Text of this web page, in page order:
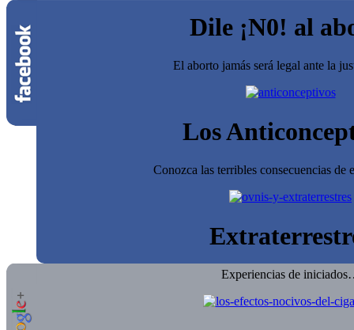
Dile ¡N0! al
El aborto jamás será legal ante la
Los
Conozca las terribles consecuencias de
Experiencias de